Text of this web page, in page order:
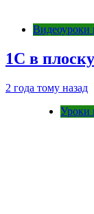
Видеоуроки
1С в
2 года тому назад
Уроки